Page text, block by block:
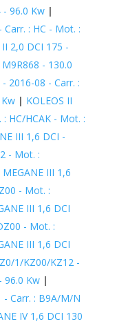
- 96.0 Kw|
Carr. : HC - Mot. :
II 2,0 DCI 175 -
- 130.0
2016-08 - Carr. :
| KOLEOS II
HC/HCAK - Mot. :
III 1,6 DCI -
- Mot. :
MEGANE III 1,6
- Mot. :
III 1,6 DCI
- Mot. :
III 1,6 DCI
1/KZ00/KZ12 -
96.0 Kw|
- Carr. : B9A/M/N
IV 1,6 DCI 130